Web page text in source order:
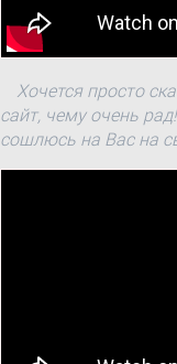
Хочется просто
сайт, чему очень
сошлюсь на Вас на